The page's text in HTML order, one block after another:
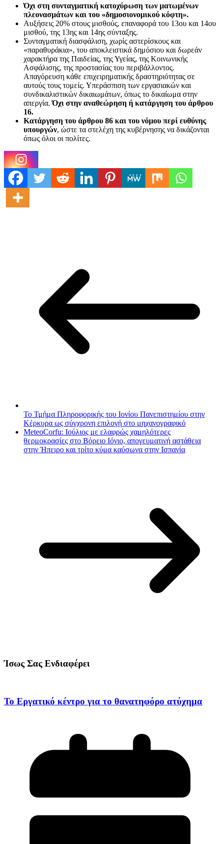
Όχι στη συνταγματική κατοχύρωση των ματωμένων
πλεονασμάτων και του «δημοσιονομικού κόφτη».
Αυξήσεις 20% στους μισθούς, επαναφορά του 13ου και 14ου
μισθού, της 13ης και 14ης σύνταξης.
Συνταγματική διασφάλιση, χωρίς αστερίσκους και
«παραθυράκια», του αποκλειστικά δημόσιου και δωρεάν
χαρακτήρα της Παιδείας, της Υγείας, της Κοινωνικής
Ασφάλισης, της προστασίας του περιβάλλοντος.
Απαγόρευση κάθε επιχειρηματικής δραστηριότητας σε
αυτούς τους τομείς. Υπεράσπιση των εργασιακών και
συνδικαλιστικών δικαιωμάτων, όπως το δικαίωμα στην
απεργία.Όχι στην αναθεώρηση ή κατάργηση του άρθρου
16.
Κατάργηση του άρθρου 86 και του νόμου περί ευθύνης
υπουργών, ώστε τα στελέχη της κυβέρνησης να δικάζονται
όπως όλοι οι πολίτες.
Το Τμήμα Πληροφορικής του Ιονίου Πανεπιστημίου στην
Κέρκυρα ως σύγχρονη επιλογή στο μηχανογραφικό
MeteoCorfu: Ιούλιος με ελαφρώς χαμηλότερες
θερμοκρασίες στο Βόρειο Ιόνιο, απογευματινή αστάθεια
στην Ήπειρο και τρίτο κύμα καύσωνα στην Ισπανία
Ίσως Σας Ενδιαφέρει
Το Εργατικό κέντρο για το θανατηφόρο ατύχημα